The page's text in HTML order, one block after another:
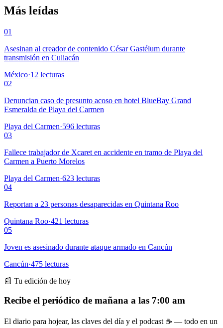
Más leídas
01
Asesinan al creador de contenido César Gastélum durante
transmisión en Culiacán
México·12 lecturas
02
Denuncian caso de presunto acoso en hotel BlueBay Grand
Esmeralda de Playa del Carmen
Playa del Carmen·596 lecturas
03
Fallece trabajador de Xcaret en accidente en tramo de Playa del
Carmen a Puerto Morelos
Playa del Carmen·623 lecturas
04
Reportan a 23 personas desaparecidas en Quintana Roo
Quintana Roo·421 lecturas
05
Joven es asesinado durante ataque armado en Cancún
Cancún·475 lecturas
📰 Tu edición de hoy
Recibe el periódico de mañana a las 7:00 am
El diario para hojear, las claves del día y el podcast ☕ — todo en un